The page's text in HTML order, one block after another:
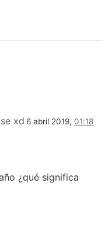
xd 6 abril 2019, 01:18
¿qué significa